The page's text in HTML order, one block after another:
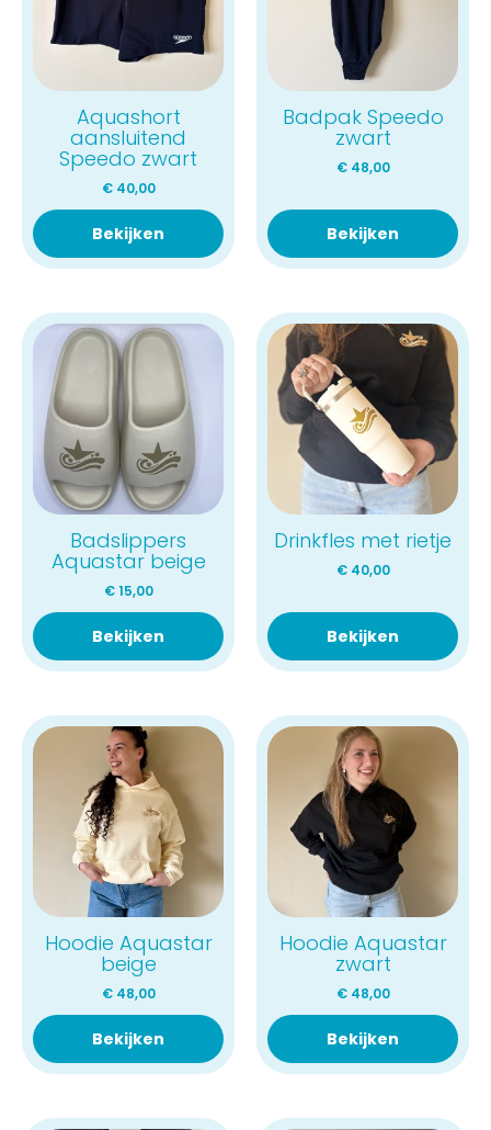
Aquashort
aansluitend
Speedo zwart
€40,00
Bekijken
Badpak Speedo
zwart
€48,00
Bekijken
Badslippers
Aquastar beige
€15,00
Bekijken
Drinkfles met rietje
€40,00
Bekijken
Hoodie Aquastar
beige
€48,00
Bekijken
Hoodie Aquastar
zwart
€48,00
Bekijken